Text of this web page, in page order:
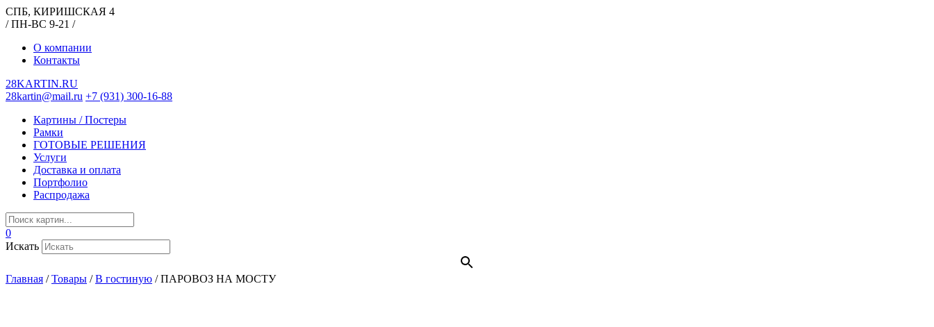
СПБ, КИРИШСКАЯ 4
/ ПН-ВС 9-21 /
О компании
Контакты
28KARTIN.RU
28kartin@mail.ru +7 (931) 300-16-88
Картины / Постеры
Рамки
ГОТОВЫЕ РЕШЕНИЯ
Услуги
Доставка и оплата
Портфолио
Распродажа
0
Искать
Главная /Товары /В гостиную /ПАРОВОЗ НА МОСТУ